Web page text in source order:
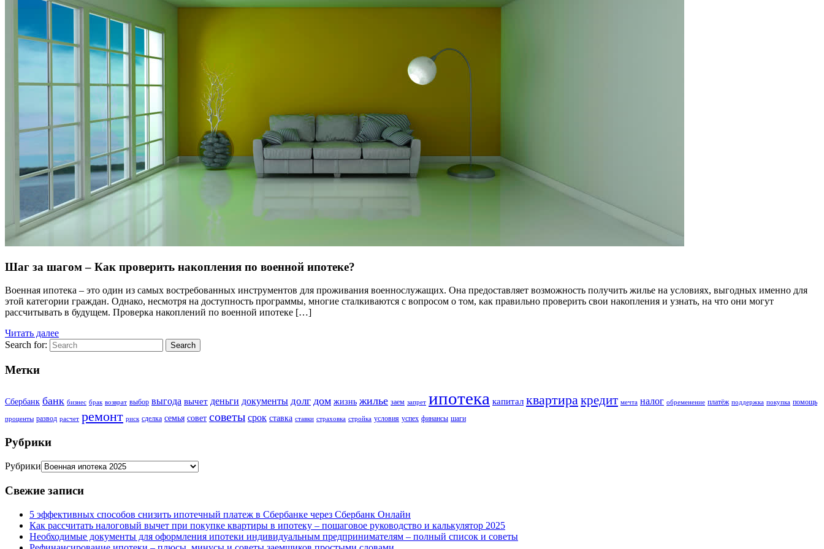
Шаг за шагом – Как проверить накопления по военной ипотеке?
Военная ипотека – это один из самых востребованных инструментов для проживания военнослужащих. Она предоставляет возможность получить жилье на условиях, выгодных именно для
этой категории граждан. Однако, несмотря на доступность программы, многие сталкиваются с вопросом о том, как правильно проверить свои накопления и узнать, на что они могут
рассчитывать в будущем. Проверка накоплений по военной ипотеке […]
Читать далее
Search for:
Search
Метки
Сбербанк банк бизнес брак возврат выбор выгода вычет деньги документы долг дом жизнь жилье заем запрет ипотека капитал квартира кредит мечта налог обременение платёж поддержка покупка помощь
проценты развод расчет ремонт риск сделка семья совет советы срок ставка ставки страховка стройка условия успех финансы шаги
Рубрики
Рубрики
Свежие записи
5 эффективных способов снизить ипотечный платеж в Сбербанке через Сбербанк Онлайн
Как рассчитать налоговый вычет при покупке квартиры в ипотеку – пошаговое руководство и калькулятор 2025
Необходимые документы для оформления ипотеки индивидуальным предпринимателям – полный список и советы